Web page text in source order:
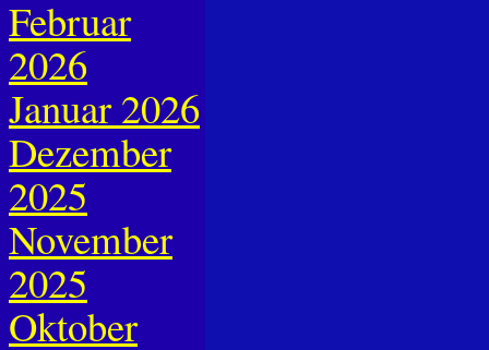
Februar
2026
Januar 2026
Dezember
2025
November
2025
Oktober